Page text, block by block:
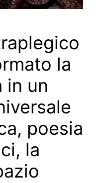
la
in un
poesia
la